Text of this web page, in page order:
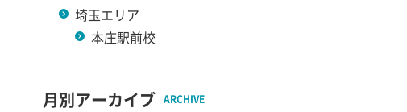
埼玉エリア
本庄駅前校
月別アーカイブ ARCHIVE